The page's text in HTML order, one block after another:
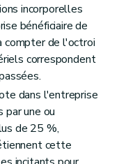
incorporelles
bénéficiaire de
compter de l'octroi
correspondent
dans l'entreprise
une ou
de 25 %,
cette